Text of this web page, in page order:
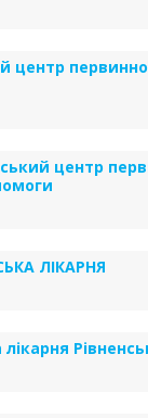
центр
центр
ЛІКАРНЯ